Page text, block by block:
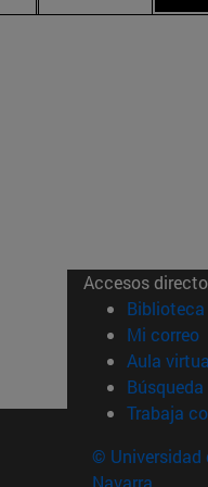
Accesos
Biblioteca
Mi correo
Aula
Trabaja
© Universidad
Navarra